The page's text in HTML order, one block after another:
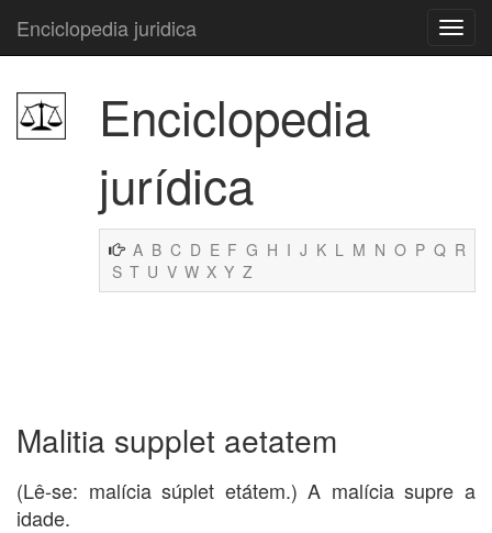
Enciclopedia juridica
Enciclopedia
jurídica
A B C D E F G H I J K L M N O P Q R
S T U V W X Y Z
Malitia supplet aetatem
(Lê-se: malícia súplet etátem.) A malícia supre a
idade.